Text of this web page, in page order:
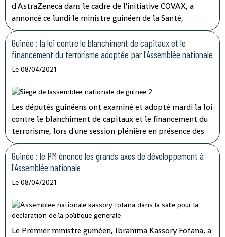
d'AstraZeneca dans le cadre de l'initiative COVAX, a
annoncé ce lundi le ministre guinéen de la Santé,
médécin général Rémy Lamah à la radio nationale.
Guinée : la loi contre le blanchiment de capitaux et le
financement du terrorisme adoptée par l'Assemblée nationale
Le 08/04/2021
Les députés guinéens ont examiné et adopté mardi la loi
contre le blanchiment de capitaux et le financement du
terrorisme, lors d'une session plénière en présence des
membres du gouvernement.
Guinée : le PM énonce les grands axes de développement à
l'Assemblée nationale
Le 08/04/2021
Le Premier ministre guinéen, Ibrahima Kassory Fofana, a